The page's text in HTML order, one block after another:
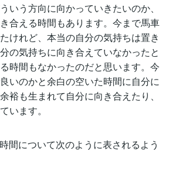
いう方向に向かっていきたいのか、
合える時間もあります。今まで馬車
けれど、本当の自分の気持ちは置き
の気持ちに向き合えていなかったと
時間もなかったのだと思います。今
いのかと余白の空いた時間に自分に
裕も生まれて自分に向き合えたり、
います。
間について次のように表されるよう